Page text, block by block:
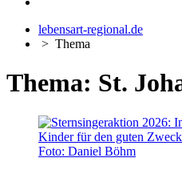
lebensart-regional.de
> Thema
Thema: St.
Foto: Daniel Böhm